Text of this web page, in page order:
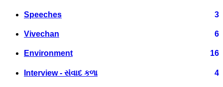
Speeches 3
Vivechan 6
Environment 16
Interview - સંવાદ કળા 4